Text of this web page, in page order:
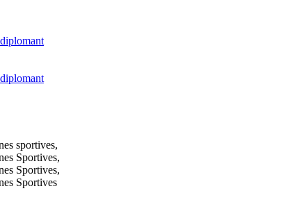
sportives,
Sportives,
Sportives,
Sportives